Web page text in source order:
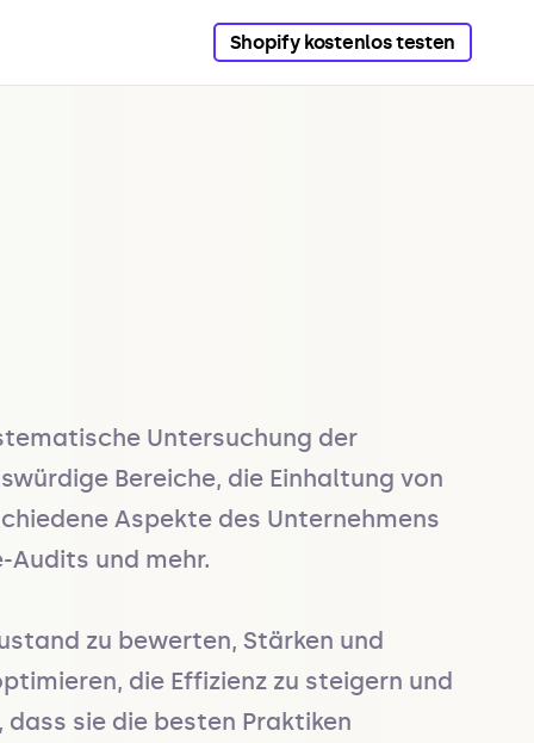
Shopify kostenlos testen
Untersuchung der
Bereiche, die Einhaltung von
Aspekte des Unternehmens
und mehr.
zu bewerten, Stärken und
die Effizienz zu steigern und
sie die besten Praktiken